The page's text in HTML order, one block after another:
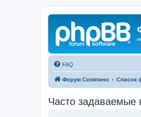
FAQ
Форум Селятино Список
Часто задаваемые